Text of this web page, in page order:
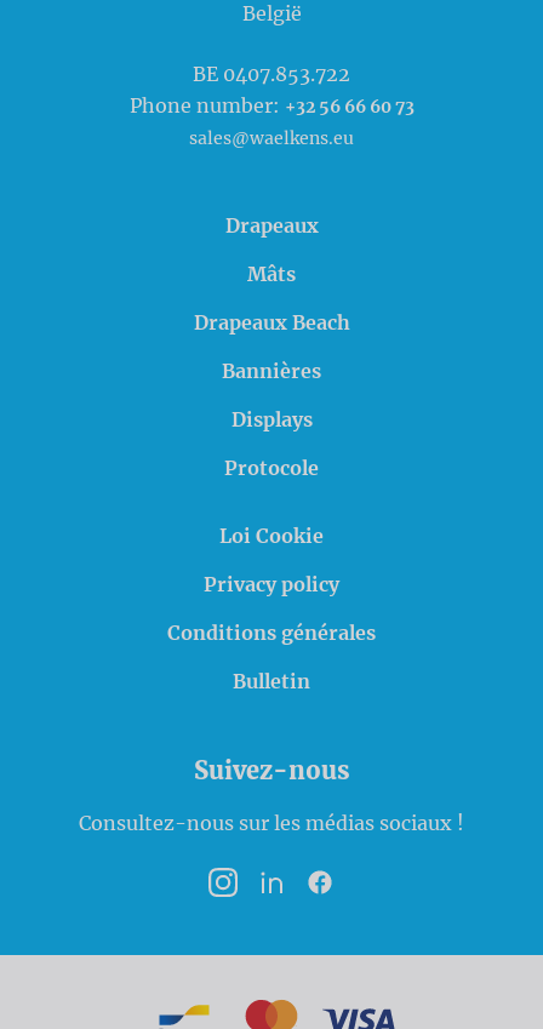
België
BE 0407.853.722
Phone number: +32 56 66 60 73
sales@waelkens.eu
Drapeaux
Mâts
Drapeaux Beach
Bannières
Displays
Protocole
Loi Cookie
Privacy policy
Conditions générales
Bulletin
Suivez-nous
Consultez-nous sur les médias sociaux !
InstagramLinkedInFacebook
Modalités de paiement
BancontactMasterCard
VISA